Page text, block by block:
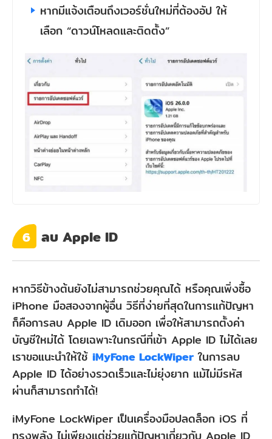
หากมีแจ้งเตือนถึงเวอร์ชั่นใหม่ที่ต้องอัป ให้
เลือก “ดาวน์โหลดและติดตั้ง”
6 ลบ Apple ID
หากวิธีข้างต้นยังไม่สามารถช่วยคุณได้ หรือคุณเพิ่งซื้อ
iPhone มือสองจากผู้อื่น วิธีที่ง่ายที่สุดในการแก้ปัญหา
ก็คือการลบ Apple ID เดิมออก เพื่อให้สามารถตั้งค่า
บัญชีใหม่ได้ โดยเฉพาะในกรณีที่เข้า Apple ID ไม่ได้เลย
เราขอแนะนำให้ใช้ iMyFone LockWiperในการลบ
Apple ID ได้อย่างรวดเร็วและไม่ยุ่งยาก แม้ไม่มีรหัส
ผ่านก็สามารถทำได้!
iMyFone LockWiper เป็นเครื่องมือปลดล็อก iOS ที่